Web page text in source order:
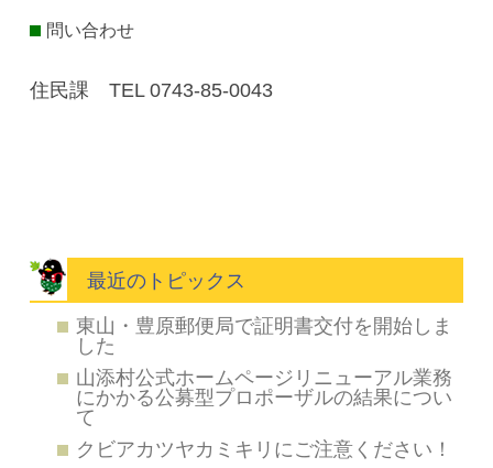
問い合わせ
住民課 TEL 0743-85-0043
最近のトピックス
東山・豊原郵便局で証明書交付を開始しま
した
山添村公式ホームページリニューアル業務
にかかる公募型プロポーザルの結果につい
て
クビアカツヤカミキリにご注意ください！